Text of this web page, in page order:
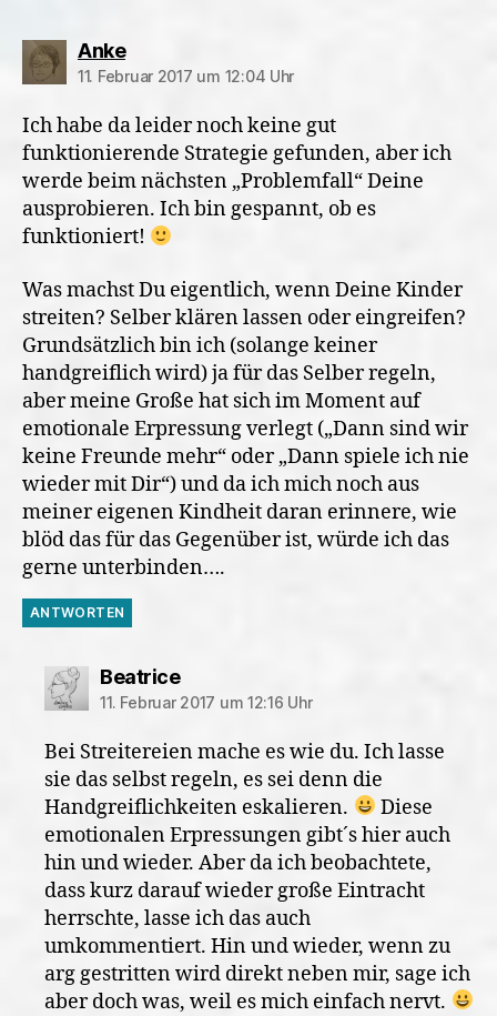
Ankesagt:
11. Februar 2017 um 12:04 Uhr
Ich habe da leider noch keine gut
funktionierende Strategie gefunden, aber ich
werde beim nächsten „Problemfall“ Deine
ausprobieren. Ich bin gespannt, ob es
funktioniert!
Was machst Du eigentlich, wenn Deine Kinder
streiten? Selber klären lassen oder eingreifen?
Grundsätzlich bin ich (solange keiner
handgreiflich wird) ja für das Selber regeln,
aber meine Große hat sich im Moment auf
emotionale Erpressung verlegt („Dann sind wir
keine Freunde mehr“ oder „Dann spiele ich nie
wieder mit Dir“) und da ich mich noch aus
meiner eigenen Kindheit daran erinnere, wie
blöd das für das Gegenüber ist, würde ich das
gerne unterbinden….
ANTWORTEN
Beatricesagt:
11. Februar 2017 um 12:16 Uhr
Bei Streitereien mache es wie du. Ich lasse
sie das selbst regeln, es sei denn die
Handgreiflichkeiten eskalieren.
Diese
emotionalen Erpressungen gibt´s hier auch
hin und wieder. Aber da ich beobachtete,
dass kurz darauf wieder große Eintracht
herrschte, lasse ich das auch
umkommentiert. Hin und wieder, wenn zu
arg gestritten wird direkt neben mir, sage ich
aber doch was, weil es mich einfach nervt.